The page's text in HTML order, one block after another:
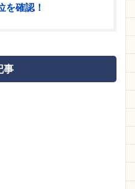
を確認！
事